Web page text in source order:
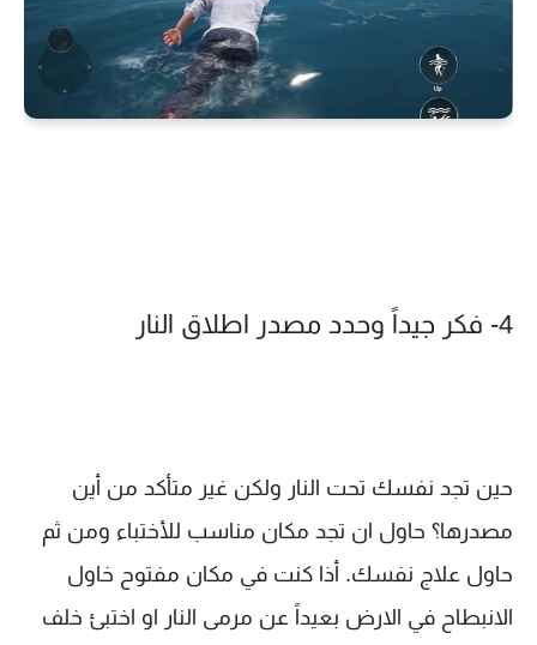
4- فكر جيداً وحدد مصدر اطلاق النار
حين تجد نفسك تحت النار ولكن غير متأكد من أين
مصدرها؟ حاول ان تجد مكان مناسب للأختباء ومن ثم
حاول علاج نفسك. أذا كنت في مكان مفتوح خاول
الانبطاح في الارض بعيداً عن مرمى النار او اختبئ خلف